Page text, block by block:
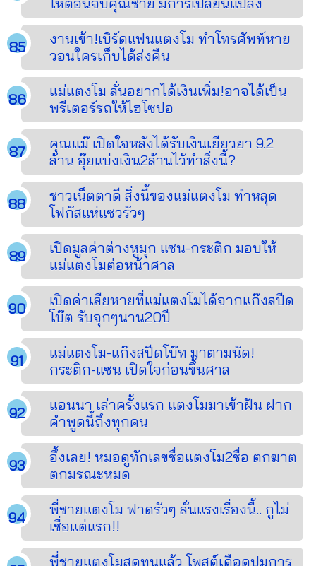
งานเข้า!เบิร์ดแฟนแตงโม ทำโทรศัพท์หาย
วอนใครเก็บได้ส่งคืน
แม่แตงโม ลั่นอยากได้เงินเพิ่ม!อาจได้เป็น
พรีเตอร์รถให้ไฮโซปอ
คุณแม๊ เปิดใจหลังได้รับเงินเยียวยา 9.2
ล้าน อุ๊ยแบ่งเงิน2ล้านไว้ทำสิ่งนี้?
ชาวเน็ตตาดี สิ่งนี้ของแม่แตงโม ทำหลุด
โฟกัสแห่แซวรัวๆ
เปิดมูลค่าต่างหูมุก แซน-กระติก มอบให้
แม่แตงโมต่อหน้าศาล
เปิดค่าเสียหายที่แม่แตงโมได้จากแก๊งสปีด
โบ๊ต รับจุกๆนาน20ปี
แม่แตงโม-แก๊งสปีดโบ๊ท มาตามนัด!
กระติก-แซน เปิดใจก่อนขึ้นศาล
แอนนา เล่าครั้งแรก แตงโมมาเข้าฝัน ฝาก
คำพูดนี้ถึงทุกคน
อึ้งเลย! หมอดูทักเลขชื่อแตงโม2ชื่อ ตกฆาต
ตกมรณะหมด
พี่ชายแตงโม ฟาดรัวๆ ลั่นแรงเรื่องนี้.. กูไม่
เชื่อแต่แรก!!
พี่ชายแตงโมสุดทนแล้ว โพสต์เดือดปมการ